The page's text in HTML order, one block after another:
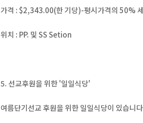
가격 : $2,343.00(한 기당)-평시가격의 50%
위치 : PP. 및 SS Setion
5. 선교후원을 위한 '일일식당'
여름단기선교 후원을 위한 일일식당이 있습니